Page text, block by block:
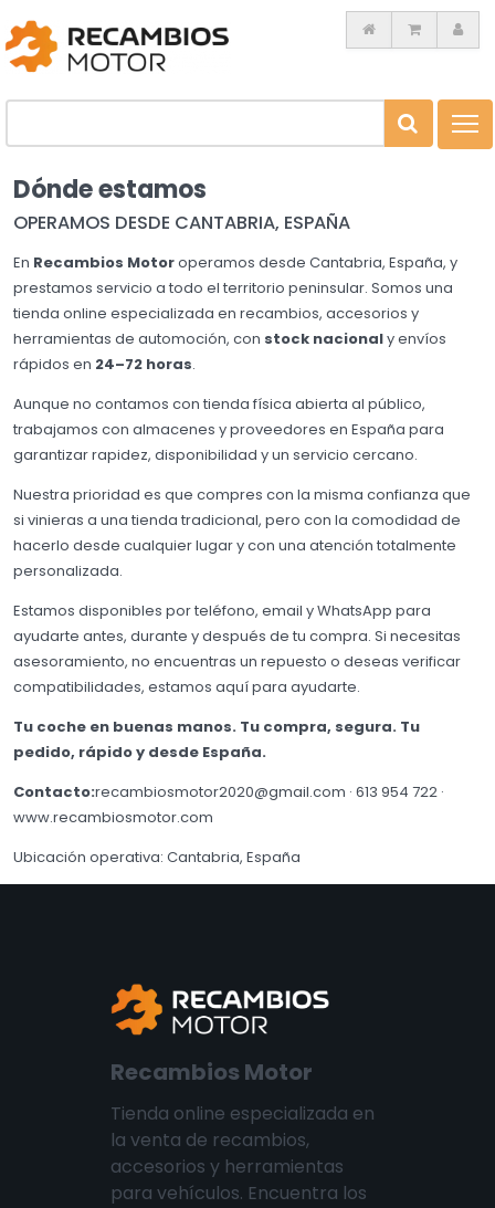
Dónde estamos
OPERAMOS DESDE CANTABRIA, ESPAÑA
En Recambios Motoroperamos desde Cantabria, España, y
prestamos servicio a todo el territorio peninsular. Somos una
tienda online especializada en recambios, accesorios y
herramientas de automoción, con stock nacionaly envíos
rápidos en 24–72 horas.
Aunque no contamos con tienda física abierta al público,
trabajamos con almacenes y proveedores en España para
garantizar rapidez, disponibilidad y un servicio cercano.
Nuestra prioridad es que compres con la misma confianza que
si vinieras a una tienda tradicional, pero con la comodidad de
hacerlo desde cualquier lugar y con una atención totalmente
personalizada.
Estamos disponibles por teléfono, email y WhatsApp para
ayudarte antes, durante y después de tu compra. Si necesitas
asesoramiento, no encuentras un repuesto o deseas verificar
compatibilidades, estamos aquí para ayudarte.
Tu coche en buenas manos. Tu compra, segura. Tu
pedido, rápido y desde España.
Contacto:recambiosmotor2020@gmail.com · 613 954 722 ·
www.recambiosmotor.com
Ubicación operativa: Cantabria, España
Recambios Motor
Tienda online especializada en
la venta de recambios,
accesorios y herramientas
para vehículos. Encuentra los